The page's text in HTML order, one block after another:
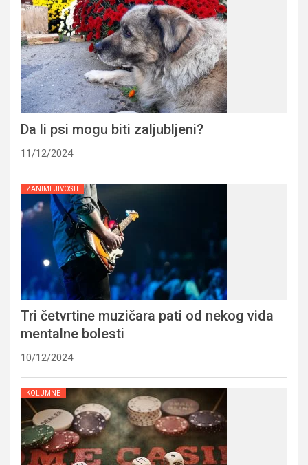
Da li psi mogu biti zaljubljeni?
11/12/2024
ZANIMLJIVOSTI
Tri četvrtine muzičara pati od nekog vida
mentalne bolesti
10/12/2024
KOLUMNE